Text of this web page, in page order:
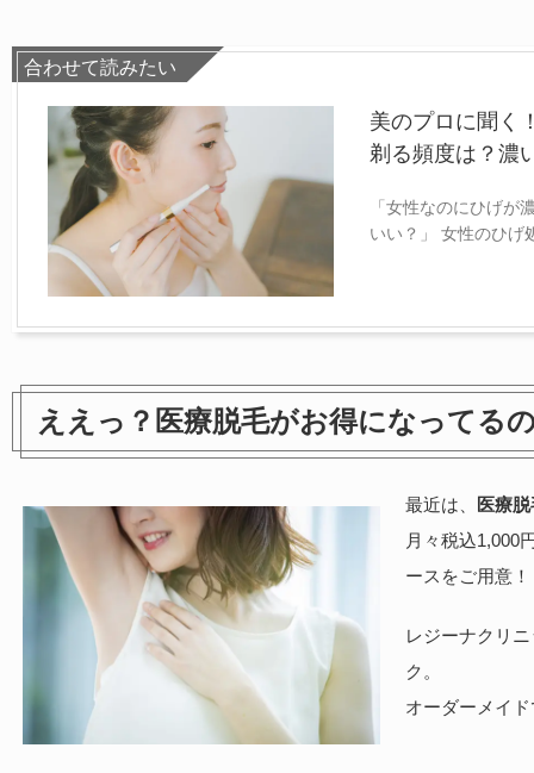
合わせて読みたい
美のプロに聞く
剃る頻度は？濃
「女性なのにひげ
いい？」 女性のひ
ええっ？医療脱毛がお得になってる
最近は、
医療
月々税込1,000
ースをご用意！
レジーナクリ
ク。
オーダーメイ